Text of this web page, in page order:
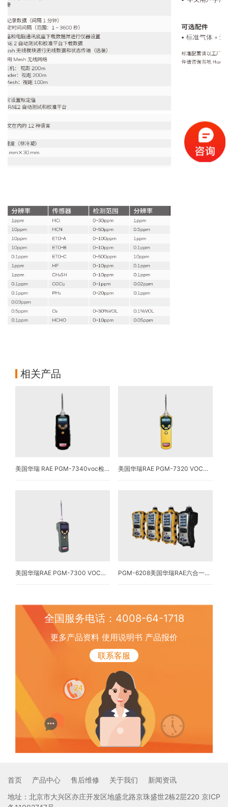
相关产品
美国华瑞 RAE PGM-7340voc检测仪 美国华瑞RAE PGM-7320 VOC气体检测仪
美国华瑞RAE PGM-7300 VOC气体检测仪 PGM-6208美国华瑞RAE六合一气体检测仪
全国服务电话：4008-64-1718
更多产品资料 使用说明书 产品报价
联系客服
首页 产品中心 售后维修 关于我们
新闻资讯
地址：北京市大兴区亦庄开发区地盛北路京珠盛世2栋2层220 京ICP